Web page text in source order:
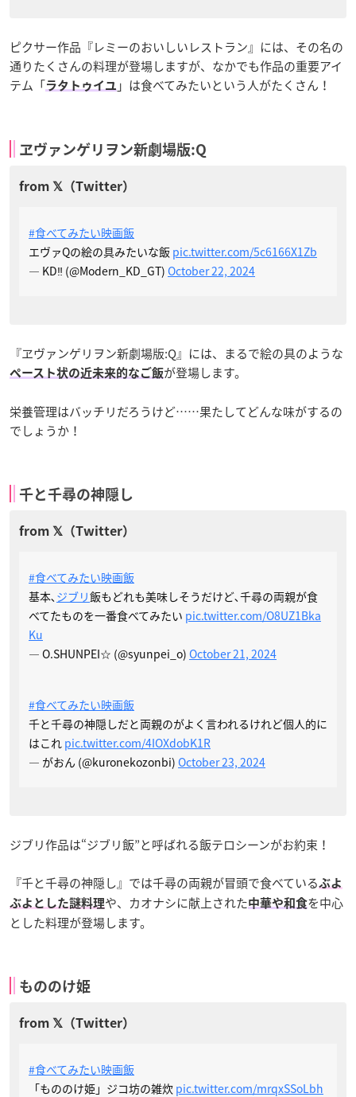
ピクサー作品『レミーのおいしいレストラン』には、その名の
通りたくさんの料理が登場しますが、なかでも作品の重要アイ
テム「ラタトゥイユ 」は食べてみたいという人がたくさん！
ヱヴァンゲリヲン新劇場版:Q
#食べてみたい映画飯
エヴァQの絵の具みたいな飯 pic.twitter.com/5c6166X1Zb
— KD‼️ (@Modern_KD_GT) October 22, 2024
『ヱヴァンゲリヲン新劇場版:Q』には、まるで絵の具のような
ペースト状の近未来的なご飯が登場します。
栄養管理はバッチリだろうけど……果たしてどんな味がするの
でしょうか！
千と千尋の神隠し
#食べてみたい映画飯
基本､ ジブリ飯もどれも美味しそうだけど､千尋の両親が食
べてたものを一番食べてみたい pic.twitter.com/O8UZ1Bka
Ku
— O.SHUNPEI☆ (@syunpei_o) October 21, 2024
#食べてみたい映画飯
千と千尋の神隠しだと両親のがよく言われるけれど個人的に
はこれ pic.twitter.com/4IOXdobK1R
— がおん (@kuronekozonbi) October 23, 2024
ジブリ作品は“ジブリ飯”と呼ばれる飯テロシーンがお約束！
『千と千尋の神隠し』では千尋の両親が冒頭で食べている ぶよ
ぶよとした謎料理や、カオナシに献上された中華や和食を中心
とした料理が登場します。
もののけ姫
#食べてみたい映画飯
「もののけ姫」ジコ坊の雑炊 pic.twitter.com/mrqxSSoLbh